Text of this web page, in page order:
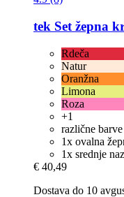
tek Set žepna
Rdeča
Natur
Oranžna
Limona
Roza
+1
različne barve
1x ovalna
1x srednje
€ 40,49
Dostava do 10